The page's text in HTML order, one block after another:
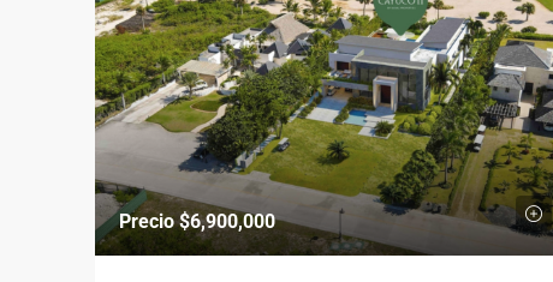
Precio$6,900,000